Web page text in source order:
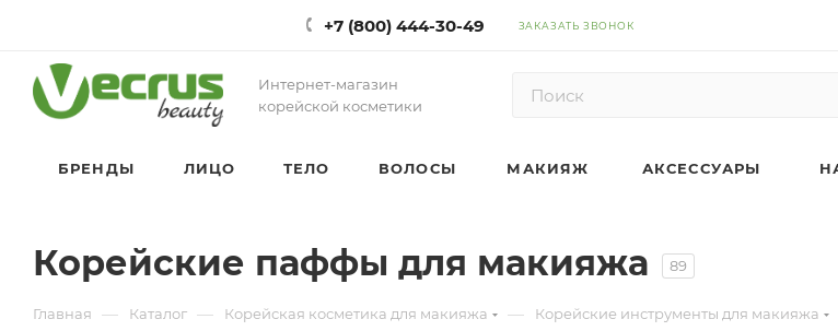
+7 (800) 444-30-49 ЗАКАЗАТЬ ЗВОНОК
Интернет-магазин
корейской косметики
БРЕНДЫ ЛИЦО ТЕЛО ВОЛОСЫ МАКИЯЖ АКСЕССУАРЫ
Корейские паффы для макияжа 89
Главная — Каталог — Корейская косметика для макияжа — Корейские инструменты для макияжа